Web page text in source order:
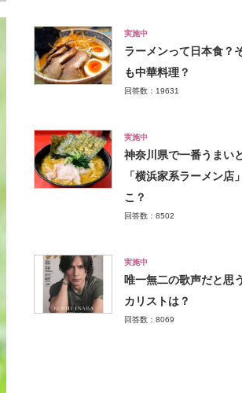
実施中
ラーメンって日本食？
も中華料理？
回答数：19631
実施中
神奈川県で一番うまい
「横浜家系ラーメン店
こ？
回答数：8502
実施中
唯一無二の歌声だと思
カリストは？
回答数：8069